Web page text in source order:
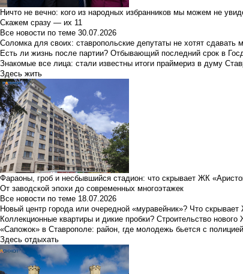
Ничто не вечно: кого из народных избранников мы можем не
Скажем сразу — их 11
Все новости по теме 30.07.2026
Соломка для своих: ставропольские депутаты не хотят сдавать
Есть ли жизнь после партии? Отбывающий последний срок в
Знакомые все лица: стали известны итоги праймериз в думу
Здесь жить
Фараоны, гроб и несбывшийся стадион: что скрывает ЖК
От заводской эпохи до современных многоэтажек
Все новости по теме 18.07.2026
Новый центр города или очередной «муравейник»? Что
Коллекционные квартиры и дикие пробки? Строительство
«Сапожок» в Ставрополе: район, где молодежь бьется с
Здесь отдыхать